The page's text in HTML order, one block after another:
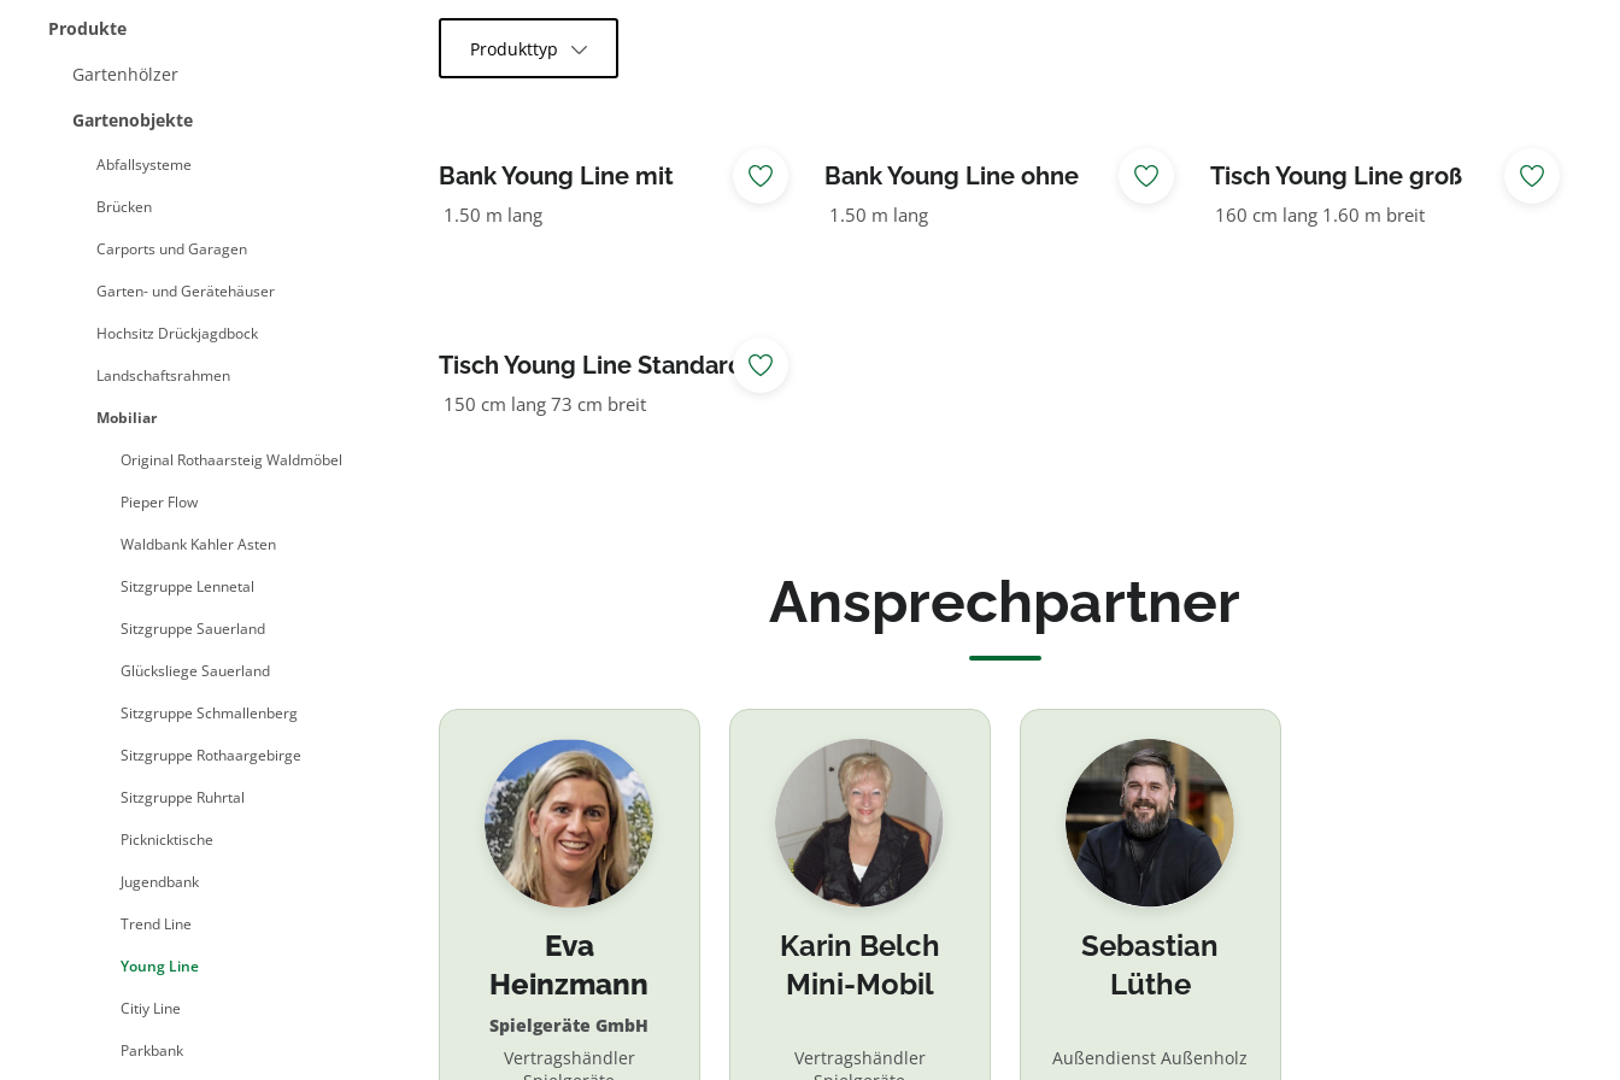
Produkte
Gartenhölzer
Gartenobjekte
Abfallsysteme
Brücken
Carports und Garagen
Garten- und Gerätehäuser
Hochsitz Drückjagdbock
Landschaftsrahmen
Mobiliar
Original Rothaarsteig Waldmöbel
Pieper Flow
Waldbank Kahler Asten
Sitzgruppe Lennetal
Sitzgruppe Sauerland
Glücksliege Sauerland
Sitzgruppe Schmallenberg
Sitzgruppe Rothaargebirge
Sitzgruppe Ruhrtal
Picknicktische
Jugendbank
Trend Line
Young Line
Citiy Line
Parkbank
Produkttyp
Bank Young Line mit
Rückenlehne
1.50 m lang
Bank Young Line ohne
Rückenlehne
1.50 m lang
Tisch Young Line groß
160 cm lang 1.60 m breit
Tisch Young Line Standard
150 cm lang 73 cm breit
Ansprechpartner
Eva
Heinzmann
Spielgeräte GmbH
Vertragshändler
Karin Belch
Mini-Mobil
Vertragshändler
Sebastian
Lüthe
Außendienst Außenholz